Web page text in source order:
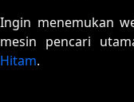
Ingin menemukan
mesin pencari
Hitam.